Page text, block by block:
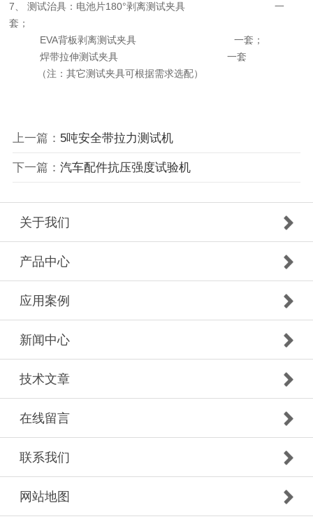
7、 测试治具：电池片180°剥离测试夹具 一
套；
EVA背板剥离测试夹具 一套；
焊带拉伸测试夹具 一套
（注：其它测试夹具可根据需求选配）
上一篇： 5吨安全带拉力测试机
下一篇： 汽车配件抗压强度试验机
关于我们
产品中心
应用案例
新闻中心
技术文章
在线留言
联系我们
网站地图